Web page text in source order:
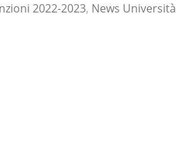
2022-2023, News Università